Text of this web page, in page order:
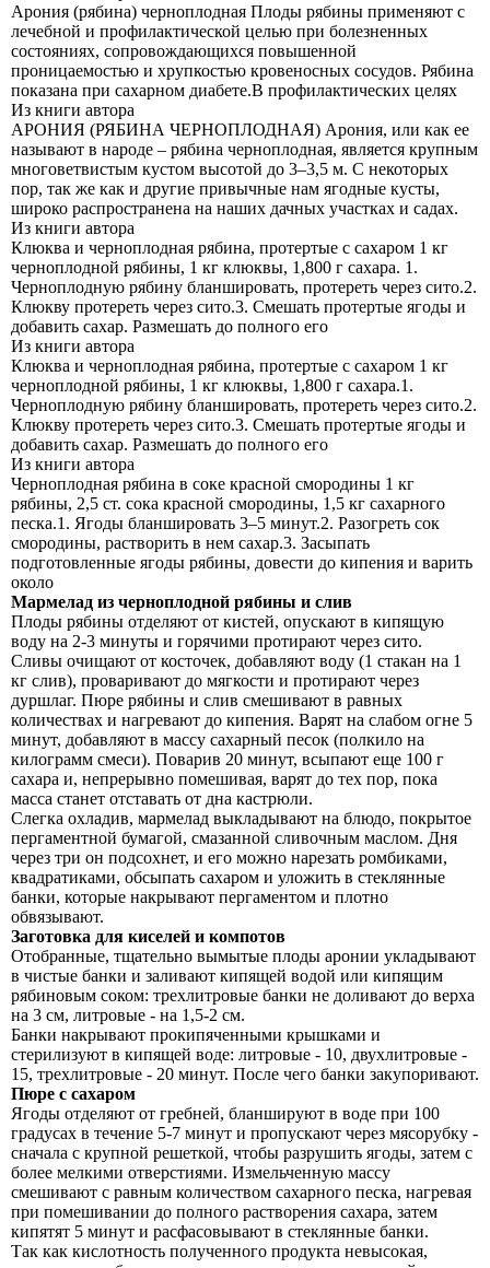
Арония (рябина) черноплодная Плоды рябины применяют с
лечебной и профилактической целью при болезненных
состояниях, сопровождающихся повышенной
проницаемостью и хрупкостью кровеносных сосудов. Рябина
показана при сахарном диабете.В профилактических целях
Из книги автора
АРОНИЯ (РЯБИНА ЧЕРНОПЛОДНАЯ) Арония, или как ее
называют в народе – рябина черноплодная, является крупным
многоветвистым кустом высотой до 3–3,5 м. С некоторых
пор, так же как и другие привычные нам ягодные кусты,
широко распространена на наших дачных участках и садах.
Из книги автора
Клюква и черноплодная рябина, протертые с сахаром 1 кг
черноплодной рябины, 1 кг клюквы, 1,800 г сахара. 1.
Черноплодную рябину бланшировать, протереть через сито.2.
Клюкву протереть через сито.3. Смешать протертые ягоды и
добавить сахар. Размешать до полного его
Из книги автора
Клюква и черноплодная рябина, протертые с сахаром 1 кг
черноплодной рябины, 1 кг клюквы, 1,800 г сахара.1.
Черноплодную рябину бланшировать, протереть через сито.2.
Клюкву протереть через сито.3. Смешать протертые ягоды и
добавить сахар. Размешать до полного его
Из книги автора
Черноплодная рябина в соке красной смородины 1 кг
рябины, 2,5 ст. сока красной смородины, 1,5 кг сахарного
песка.1. Ягоды бланшировать 3–5 минут.2. Разогреть сок
смородины, растворить в нем сахар.3. Засыпать
подготовленные ягоды рябины, довести до кипения и варить
около
Мармелад из черноплодной рябины и слив
Плоды рябины отделяют от кистей, опускают в кипящую
воду на 2-3 минуты и горячими протирают через сито.
Сливы очищают от косточек, добавляют воду (1 стакан на 1
кг слив), проваривают до мягкости и протирают через
дуршлаг. Пюре рябины и слив смешивают в равных
количествах и нагревают до кипения. Варят на слабом огне 5
минут, добавляют в массу сахарный песок (полкило на
килограмм смеси). Поварив 20 минут, всыпают еще 100 г
сахара и, непрерывно помешивая, варят до тех пор, пока
масса станет отставать от дна кастрюли.
Слегка охладив, мармелад выкладывают на блюдо, покрытое
пергаментной бумагой, смазанной сливочным маслом. Дня
через три он подсохнет, и его можно нарезать ромбиками,
квадратиками, обсыпать сахаром и уложить в стеклянные
банки, которые накрывают пергаментом и плотно
обвязывают.
Заготовка для киселей и компотов
Отобранные, тщательно вымытые плоды аронии укладывают
в чистые банки и заливают кипящей водой или кипящим
рябиновым соком: трехлитровые банки не доливают до верха
на 3 см, литровые - на 1,5-2 см.
Банки накрывают прокипяченными крышками и
стерилизуют в кипящей воде: литровые - 10, двухлитровые -
15, трехлитровые - 20 минут. После чего банки закупоривают.
Пюре с сахаром
Ягоды отделяют от гребней, бланшируют в воде при 100
градусах в течение 5-7 минут и пропускают через мясорубку -
сначала с крупной решеткой, чтобы разрушить ягоды, затем с
более мелкими отверстиями. Измельченную массу
смешивают с равным количеством сахарного песка, нагревая
при помешивании до полного растворения сахара, затем
кипятят 5 минут и расфасовывают в стеклянные банки.
Так как кислотность полученного продукта невысокая,